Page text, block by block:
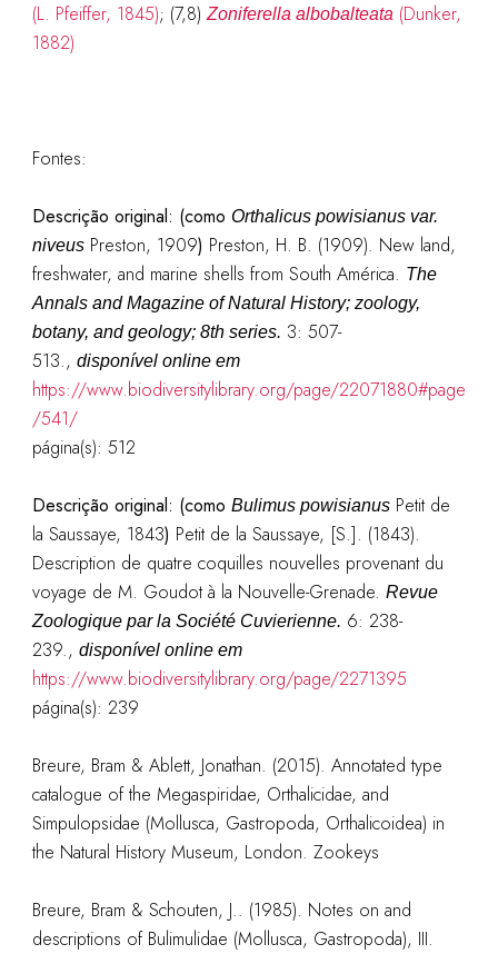
(L. Pfeiffer, 1845); (7,8)Zoniferella albobalteata(Dunker,
1882)
Fontes:
Descrição original: (como Orthalicus powisianus var.
niveusPreston, 1909) Preston, H. B. (1909). New land,
freshwater, and marine shells from South América. The
Annals and Magazine of Natural History; zoology,
botany, and geology; 8th series. 3: 507-
513., disponível online em
https://www.biodiversitylibrary.org/page/22071880#page
/541/
página(s): 512
Descrição original: (como Bulimus powisianusPetit de
la Saussaye, 1843) Petit de la Saussaye, [S.]. (1843).
Description de quatre coquilles nouvelles provenant du
voyage de M. Goudot à la Nouvelle-Grenade. Revue
Zoologique par la Société Cuvierienne. 6: 238-
239., disponível online em
https://www.biodiversitylibrary.org/page/2271395
página(s): 239
Breure, Bram & Ablett, Jonathan. (2015). Annotated type
catalogue of the Megaspiridae, Orthalicidae, and
Simpulopsidae (Mollusca, Gastropoda, Orthalicoidea) in
the Natural History Museum, London. Zookeys
Breure, Bram & Schouten, J.. (1985). Notes on and
descriptions of Bulimulidae (Mollusca, Gastropoda), III.